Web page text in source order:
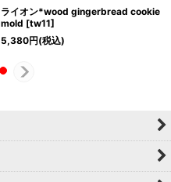
ライオン*wood gingerbread cookie
mold [tw11]
5,380円(税込)